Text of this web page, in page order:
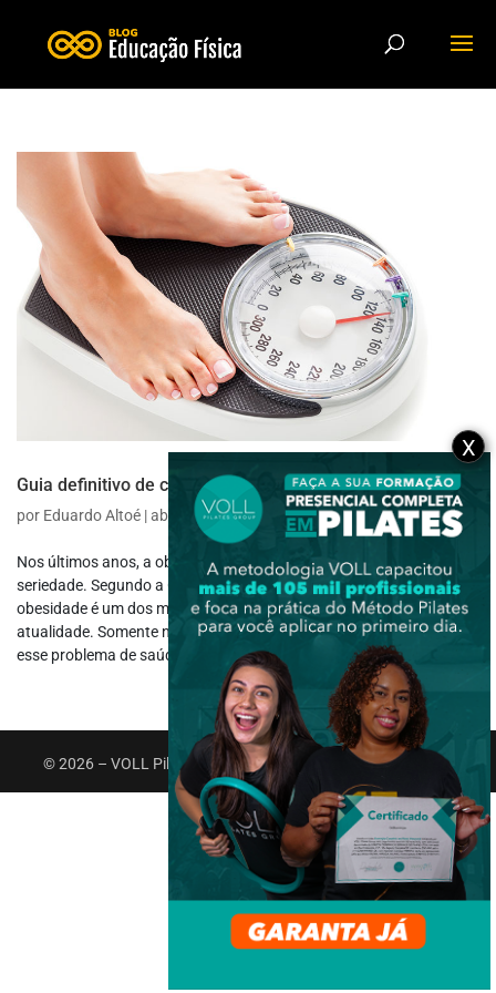
Guia definitivo de como perder peso corretamente
por Eduardo Altoé |abr 20, 2017|Saúde e Bem-estar
Nos últimos anos, a obesidade vem sendo tratada com muito mais
seriedade. Segundo a Organização Mundial da Saúde (OMS), a
obesidade é um dos maiores problemas de saúde pública da
atualidade. Somente no Brasil, a população adulta atinge 20% com
esse problema de saúde,...
© 2026 – VOLL Pilates Group. Todos os direitos reservados.
X